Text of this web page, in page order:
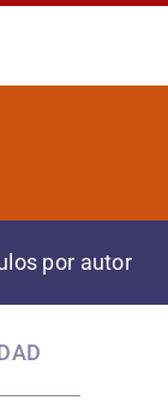
por autor